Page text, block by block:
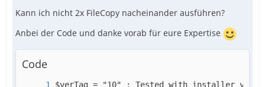
Kann ich nicht 2x FileCopy nacheinander ausführen?
Anbei der Code und danke vorab für eure Expertise
Code